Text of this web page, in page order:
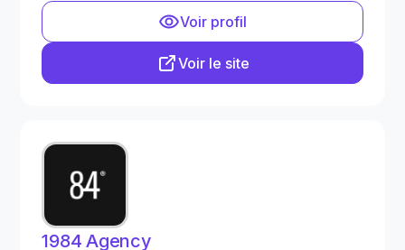
Voir profil
Voir le site
1984 Agency